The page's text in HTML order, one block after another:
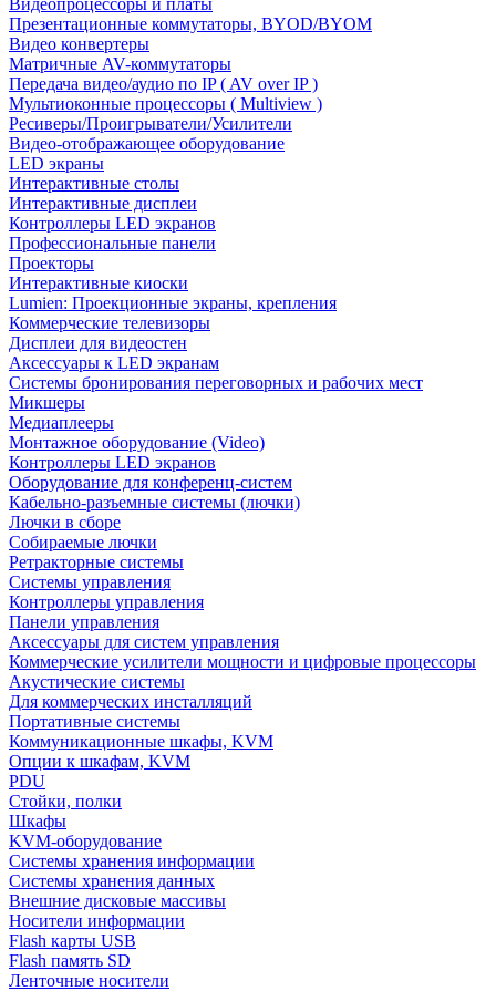
Видеопроцессоры и платы
Презентационные коммутаторы, BYOD/BYOM
Видео конвертеры
Матричные AV-коммутаторы
Передача видео/аудио по IP ( AV over IP )
Мультиоконные процессоры ( Multiview )
Ресиверы/Проигрыватели/Усилители
Видео-отображающее оборудование
LED экраны
Интерактивные столы
Интерактивные дисплеи
Контроллеры LED экранов
Профессиональные панели
Проекторы
Интерактивные киоски
Lumien: Проекционные экраны, крепления
Коммерческие телевизоры
Дисплеи для видеостен
Аксессуары к LED экранам
Системы бронирования переговорных и рабочих мест
Микшеры
Медиаплееры
Монтажное оборудование (Video)
Контроллеры LED экранов
Оборудование для конференц-систем
Кабельно-разъемные системы (лючки)
Лючки в сборе
Собираемые лючки
Ретракторные системы
Системы управления
Контроллеры управления
Панели управления
Аксессуары для систем управления
Коммерческие усилители мощности и цифровые процессоры
Акустические системы
Для коммерческих инсталляций
Портативные системы
Коммуникационные шкафы, KVM
Опции к шкафам, KVM
PDU
Стойки, полки
Шкафы
KVM-оборудование
Системы хранения информации
Системы хранения данных
Внешние дисковые массивы
Носители информации
Flash карты USB
Flash память SD
Ленточные носители